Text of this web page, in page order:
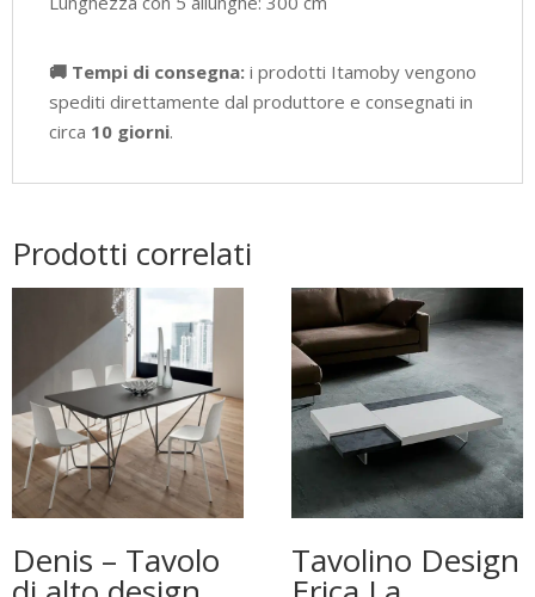
🚚 Tempi di consegna: i prodotti Itamoby vengono
spediti direttamente dal produttore e consegnati in
circa 10 giorni.
Prodotti correlati
Denis – Tavolo Tavolino Design